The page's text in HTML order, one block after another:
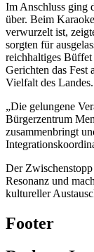
Im Anschluss ging
über. Beim
verwurzelt ist,
sorgten für
reichhaltiges
Gerichten das
Vielfalt des Landes.
„Die gelungene
Bürgerzentrum
zusammenbringt
Der
Resonanz und
kultureller
Footer